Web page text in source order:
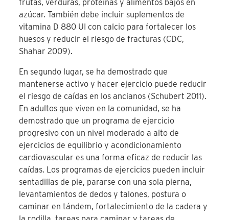
frutas, verduras, proteínas y alimentos bajos en
azúcar. También debe incluir suplementos de
vitamina D 880 UI con calcio para fortalecer los
huesos y reducir el riesgo de fracturas (CDC,
Shahar 2009).
En segundo lugar, se ha demostrado que
mantenerse activo y hacer ejercicio puede reducir
el riesgo de caídas en los ancianos (Schubert 2011).
En adultos que viven en la comunidad, se ha
demostrado que un programa de ejercicio
progresivo con un nivel moderado a alto de
ejercicios de equilibrio y acondicionamiento
cardiovascular es una forma eficaz de reducir las
caídas. Los programas de ejercicios pueden incluir
sentadillas de pie, pararse con una sola pierna,
levantamientos de dedos y talones, postura o
caminar en tándem, fortalecimiento de la cadera y